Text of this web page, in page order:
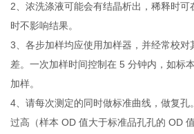
2、浓洗涤液可能会有结晶析出，稀释时可
时不影响结果。
3、各步加样均应使用加样器，并经常校
差。一次加样时间控制在 5 分钟内，如标
加样。
4、请每次测定的同时做标准曲线，做复
过高（样本 OD 值大于标准品孔孔的 OD